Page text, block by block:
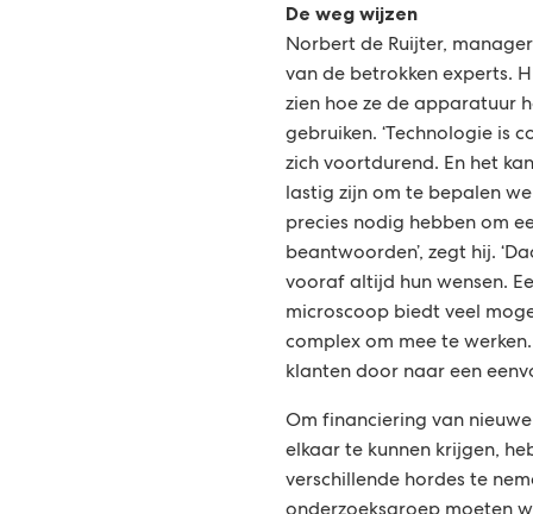
De weg wijzen
Norbert de Ruijter,
van de betrokken experts.
zien hoe ze de apparatuur
gebruiken. ‘Technologie is
zich voortdurend. En het
lastig zijn om te bepalen
precies nodig hebben om
beantwoorden’, zegt hij.
vooraf altijd hun wensen.
microscoop biedt veel
complex om mee te
klanten door naar een
Om financiering van
elkaar te kunnen krijgen,
verschillende hordes te